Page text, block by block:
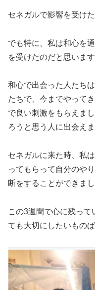
セネガルで影響を受け
でも特に、私は和心を
を受けたのだと思います
和心で出会った人たち
たちで、今までやって
で良い刺激をもらえま
ろうと思う人に出会えま
セネガルに来た時、私
ってもらって自分のや
断をすることができまし
この3週間で心に残って
ても大切にしたいものば